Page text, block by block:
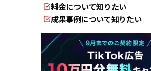
料金について知りたい
成果事例について知りたい